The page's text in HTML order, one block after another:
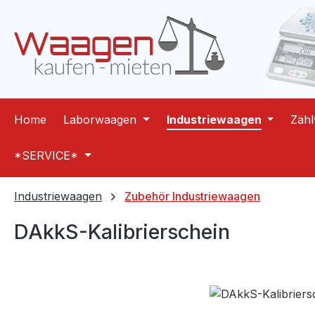
Zur Hauptnavigation springen
Home Laborwaagen Industriewaagen
*SERVICE*
Industriewaagen Zubehör Industriewaagen
DAkkS-Kalibrierschein